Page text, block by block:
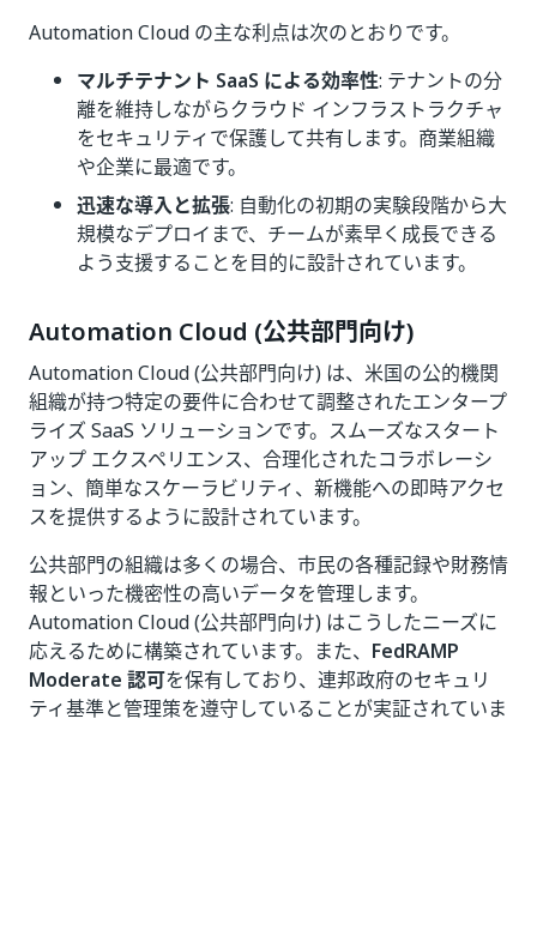
Automation Cloud の主な利点は次のとおりです。
マルチテナント SaaS による効率性: テナントの分
離を維持しながらクラウド インフラストラクチャ
をセキュリティで保護して共有します。商業組織
や企業に最適です。
迅速な導入と拡張: 自動化の初期の実験段階から大
規模なデプロイまで、チームが素早く成長できる
よう支援することを目的に設計されています。
Automation Cloud (公共部門向け)
Automation Cloud (公共部門向け) は、米国の公的機関
組織が持つ特定の要件に合わせて調整されたエンタープ
ライズ SaaS ソリューションです。スムーズなスタート
アップ エクスペリエンス、合理化されたコラボレーシ
ョン、簡単なスケーラビリティ、新機能への即時アクセ
スを提供するように設計されています。
公共部門の組織は多くの場合、市民の各種記録や財務情
報といった機密性の高いデータを管理します。
Automation Cloud (公共部門向け) はこうしたニーズに
応えるために構築されています。また、 FedRAMP
Moderate 認可を保有しており、連邦政府のセキュリ
ティ基準と管理策を遵守していることが実証されていま